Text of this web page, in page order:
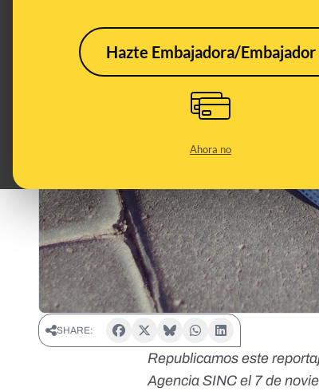
Hazte Embajadora/Embajador
Ahora no
SHARE:
Republicamos este
Agencia SINC el 7 de